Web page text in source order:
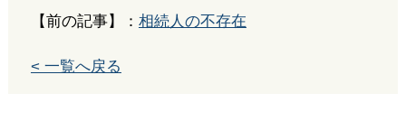
【前の記事】： 相続人の不存在
< 一覧へ戻る